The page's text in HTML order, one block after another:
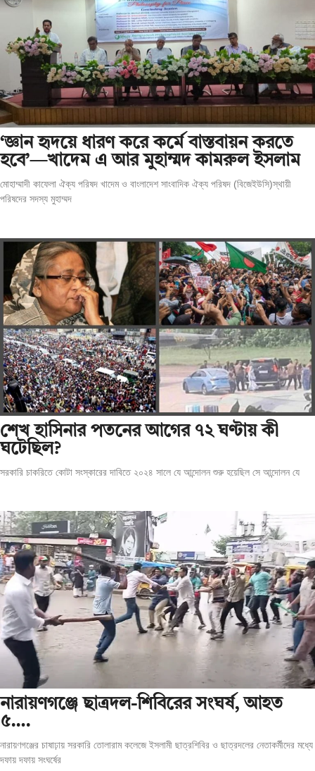
‘জ্ঞান হৃদয়ে ধারণ করে কর্মে বাস্তবায়ন করতে
হবে’—খাদেম এ আর মুহাম্মদ কামরুল ইসলাম
মোহাম্মাদী কাফেলা ঐক্য পরিষদ খাদেম ও বাংলাদেশ সাংবাদিক ঐক্য পরিষদ (বিজেইউসি)স্থায়ী
পরিষদের সদস্য মুহাম্মদ
শেখ হাসিনার পতনের আগের ৭২ ঘণ্টায় কী
ঘটেছিল?
সরকারি চাকরিতে কোটা সংস্কারের দাবিতে ২০২৪ সালে যে আন্দোলন শুরু হয়েছিল সে আন্দোলন যে
‎নারায়ণগঞ্জে ছাত্রদল-শিবিরের সংঘর্ষ, আহত
৫….
নারায়ণগঞ্জের চাষাঢ়ায় সরকারি তোলারাম কলেজে ইসলামী ছাত্রশিবির ও ছাত্রদলের নেতাকর্মীদের মধ্যে
দফায় দফায় সংঘর্ষের